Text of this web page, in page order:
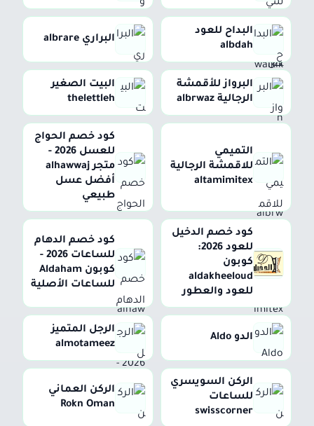
البداح للعود
albdah
البراري albrare
البرواز للأقمشة
الرجالية albrwaz
البيت الصغير
thelettleh
التميمي
للاقمشة الرجالية
altamimitex
كود خصم الحواج
للعسل 2026 -
متجر alhawwaj
أفضل عسل
طبيعي
كود خصم الدخيل
للعود 2026:
كوبون
aldakheeloud
للعود والعطور
كود خصم الدهام
للساعات 2026 -
كوبون Aldaham
للساعات الأصلية
الدو Aldo
الرجل المتميز
almotameez
الركن السويسري
للساعات
swisscorner
الركن العماني
Rokn Oman